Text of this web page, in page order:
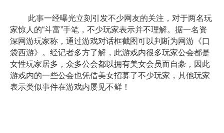
此事一经曝光立刻引发不少网友的关注，对于两名玩
家惊人的“斗富”手笔，不少玩家表示并不理解。据一名资
深网游玩家称，通过游戏对话框截图可以判断为网游《口
袋西游》。经记者多方了解，此游戏内很多玩家公会都是
女性玩家居多，众多公会都以拥有美女会员而自豪，因此
游戏内的一些公会也凭借美女招募了不少玩家，其他玩家
表示类似事件在游戏内屡见不鲜！